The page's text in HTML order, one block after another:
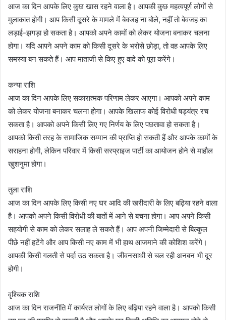
आज का दिन आपके लिए कुछ खास रहने वाला है। आपकी कुछ महत्वपूर्ण लोगों से
मुलाकात होगी। आप किसी दूसरे के मामले में बेवजह ना बोले, नहीं तो बेवजह का
लड़ाई-झगड़ा हो सकता है। आपको अपने कामों को लेकर योजना बनाकर चलना
होगा। यदि आपने अपने काम को किसी दूसरे के भरोसे छोड़ा, तो वह आपके लिए
समस्या बन सकते हैं। आप माताजी से किए हुए वादे को पूरा करेंगे।
कन्या राशि
आज का दिन आपके लिए सकारात्मक परिणाम लेकर आएगा। आपको अपने काम
को लेकर योजना बनाकर चलना होगा। आपके खिलाफ कोई विरोधी षड्यंत्र रच
सकता है। आपको अपने किसी लिए गए निर्णय के लिए पछतावा हो सकता है।
आपको किसी तरह के सामाजिक सम्मान की प्राप्ति हो सकती हैं और आपके कामों के
सराहना होगी, लेकिन परिवार में किसी सरप्राइज पार्टी का आयोजन होने से माहौल
खुशनुमा होगा।
तुला राशि
आज का दिन आपके लिए किसी नए घर आदि की खरीदारी के लिए बढ़िया रहने वाला
है। आपको अपने किसी विरोधी की बातों में आने से बचना होगा। आप अपने किसी
सहयोगी से काम को लेकर सलाह ले सकते हैं। आप अपनी जिम्मेदारी से बिल्कुल
पीछे नहीं हटेंगे और आप किसी नए काम में भी हाथ आजमाने की कोशिश करेंगे।
आपकी किसी गलती से पर्दा उठ सकता है। जीवनसाथी से चल रही अनबन भी दूर
होगी।
वृश्चिक राशि
आज का दिन राजनीति में कार्यरत लोगों के लिए बढ़िया रहने वाला है। आपको किसी